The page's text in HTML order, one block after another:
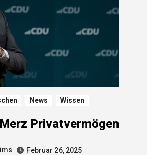
News Wissen
Privatvermögen
Februar 26, 2025